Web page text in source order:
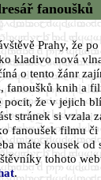
fanoušků
Prahy, že
kladivo nová
o tento žánr
fanoušků knih a
pocit, že v jejich
stránek si vzala
fanoušek filmu či
máte kousek od
tohoto
.